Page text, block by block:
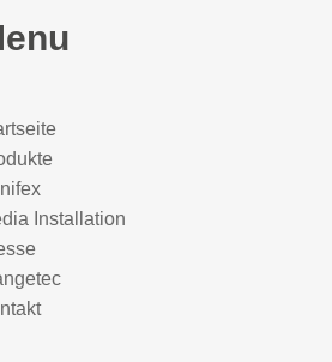
Installation